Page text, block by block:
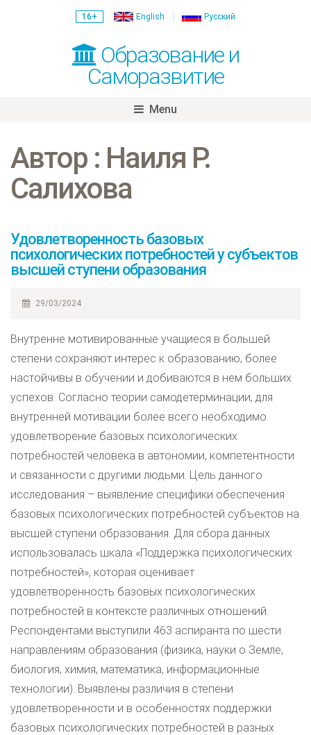
16+ English Русский
Образование и
Саморазвитие
Menu
content
Автор : Наиля Р.
Салихова
Удовлетворенность базовых
психологических потребностей у субъектов
высшей ступени образования
29/03/2024
Внутренне мотивированные учащиеся в большей
степени сохраняют интерес к образованию, более
настойчивы в обучении и добиваются в нем больших
успехов. Согласно теории самодетерминации, для
внутренней мотивации более всего необходимо
удовлетворение базовых психологических
потребностей человека в автономии, компетентности
и связанности с другими людьми. Цель данного
исследования – выявление специфики обеспечения
базовых психологических потребностей субъектов на
высшей ступени образования. Для сбора данных
использовалась шкала «Поддержка психологических
потребностей», которая оценивает
удовлетворенность базовых психологических
потребностей в контексте различных отношений.
Респондентами выступили 463 аспиранта по шести
направлениям образования (физика, науки о Земле,
биология, химия, математика, информационные
технологии). Выявлены различия в степени
удовлетворенности и в особенностях поддержки
базовых психологических потребностей в разных